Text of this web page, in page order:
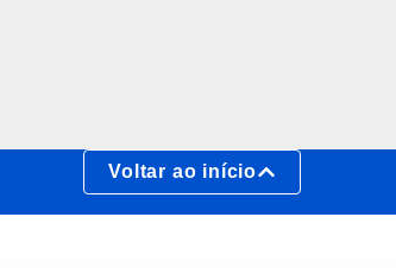
Voltar ao início